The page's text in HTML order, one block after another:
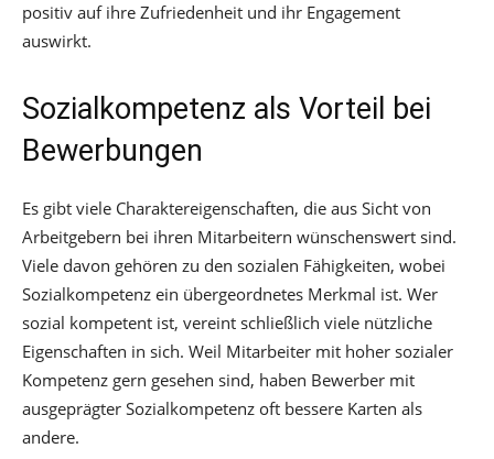
positiv auf ihre Zufriedenheit und ihr Engagement
auswirkt.
Sozialkompetenz als Vorteil bei
Bewerbungen
Es gibt viele Charaktereigenschaften, die aus Sicht von
Arbeitgebern bei ihren Mitarbeitern wünschenswert sind.
Viele davon gehören zu den sozialen Fähigkeiten, wobei
Sozialkompetenz ein übergeordnetes Merkmal ist. Wer
sozial kompetent ist, vereint schließlich viele nützliche
Eigenschaften in sich. Weil Mitarbeiter mit hoher sozialer
Kompetenz gern gesehen sind, haben Bewerber mit
ausgeprägter Sozialkompetenz oft bessere Karten als
andere.